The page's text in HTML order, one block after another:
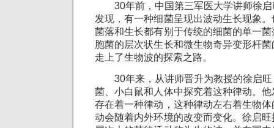
30年前，中国第三军医大学讲师徐启
发现，有一种细菌呈现出波动生长现象
菌落和生长都有别于传统的细菌的单一
胞菌的层次状生长和微生物奇异变形杆
走上了生物波的探索之路。
30年来，从讲师晋升为教授的徐启旺
菌、小白鼠和人体中探究着这种律动。
存在着一种律动，这种律动左右着生物
动会随着内外环境的改变而变化。徐启